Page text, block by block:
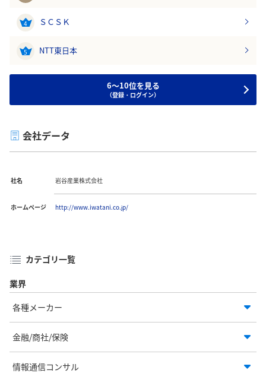
4 ＳＣＳＫ
5 NTT東日本
6～10位を見る
（登録・ログイン）
会社データ
社名 岩谷産業株式会社
ホームページ http://www.iwatani.co.jp/
カテゴリ一覧
業界
各種メーカー
金融/商社/保険
情報通信コンサル